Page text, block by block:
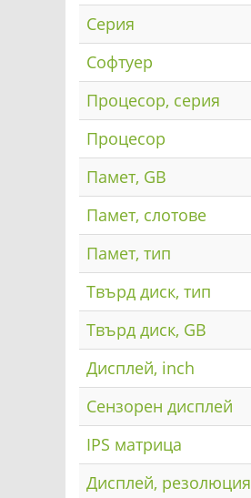
Серия
Софтуер
Процесор, серия
Процесор
Памет, GB
Памет, слотове
Памет, тип
Твърд диск, тип
Твърд диск, GB
Дисплей, inch
Сензорен дисплей
IPS матрица
Дисплей, резолюция